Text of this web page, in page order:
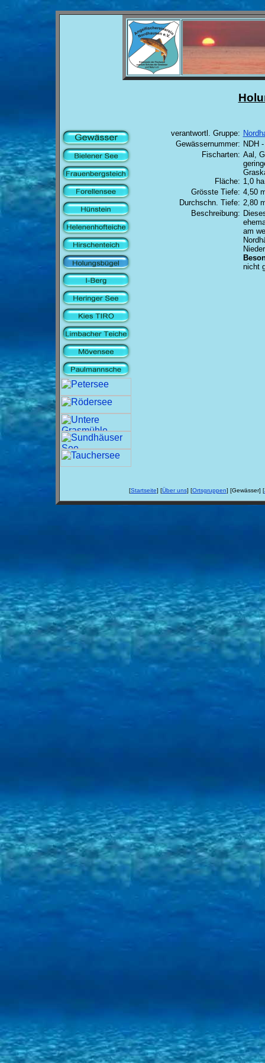
verantwortl. Gruppe:
Gewässernummer: NDH
Fischarten: Aal,
Fläche: 1,0 ha
Grösste Tiefe: 4,50
Durchschn. Tiefe: 2,80
Beschreibung:
am
nicht
[Startseite] [Über uns] [Ortsgruppen] [Gewässer] [